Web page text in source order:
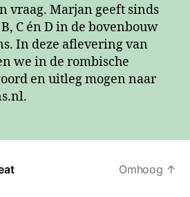
vraag. Marjan geeft sinds
C én D in de bovenbouw
In deze aflevering van
we in de rombische
en uitleg mogen naar
Omhoog ↑